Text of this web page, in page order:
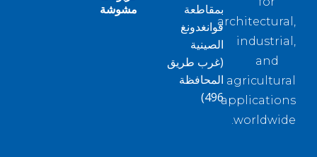
architectural,
industrial,
and
agricultural
applications
worldwide.
مشوشة
بمقاطعة
قوانغدونغ
الصينية
(غرب طريق
المحافظة
496)